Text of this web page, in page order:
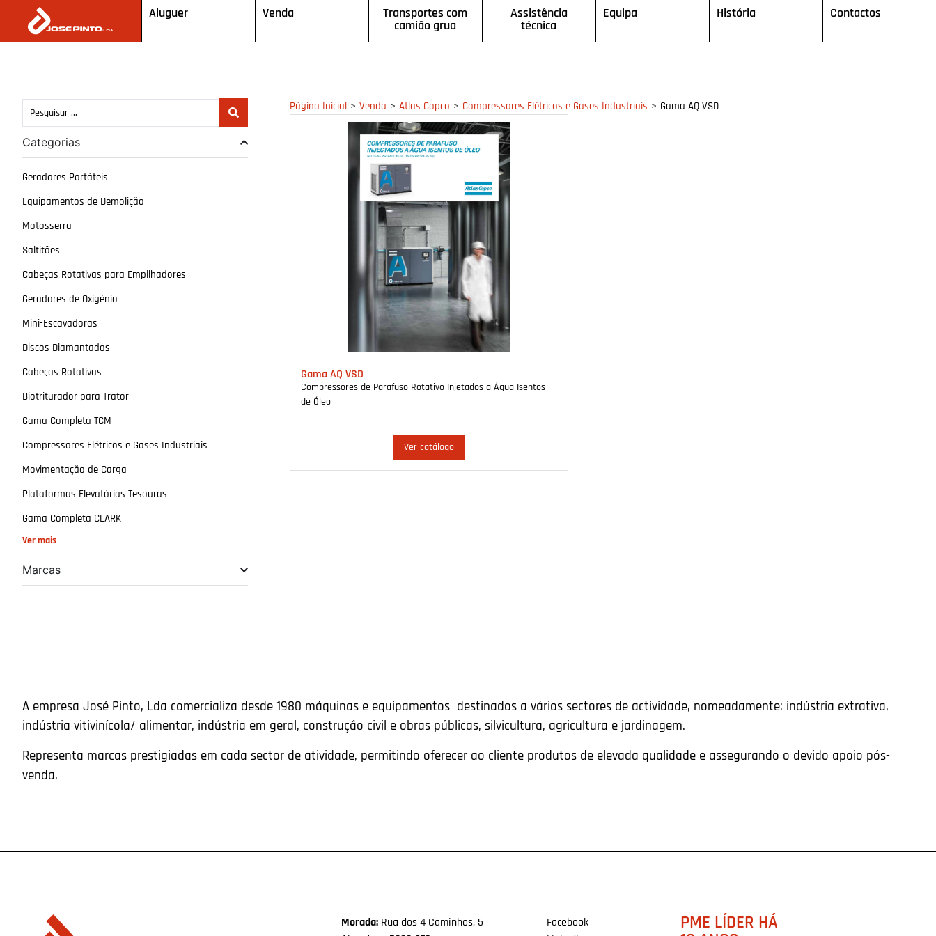
Aluguer Venda Transportes com
camião grua
Assistência
técnica
Equipa História Contactos
Categorias
Geradores Portáteis
Equipamentos de Demolição
Motosserra
Saltitões
Cabeças Rotativas para Empilhadores
Geradores de Oxigénio
Mini-Escavadoras
Discos Diamantados
Cabeças Rotativas
Biotriturador para Trator
Gama Completa TCM
Compressores Elétricos e Gases Industriais
Movimentação de Carga
Plataformas Elevatórias Tesouras
Gama Completa CLARK
Ver mais
Marcas
Página Inicial > Venda > Atlas Copco > Compressores Elétricos e Gases Industriais > Gama AQ VSD
Gama AQ VSD
Compressores de Parafuso Rotativo Injetados a Água Isentos
de Óleo
Ver catálogo
A empresa José Pinto, Lda comercializa desde 1980 máquinas e equipamentos destinados a vários sectores de actividade, nomeadamente: indústria extrativa,
indústria vitivinícola/ alimentar, indústria em geral, construção civil e obras públicas, silvicultura, agricultura e jardinagem.
Representa marcas prestigiadas em cada sector de atividade, permitindo oferecer ao cliente produtos de elevada qualidade e assegurando o devido apoio pós-
venda.
Morada: Rua dos 4 Caminhos, 5
Facebook
PME LÍDER HÁ